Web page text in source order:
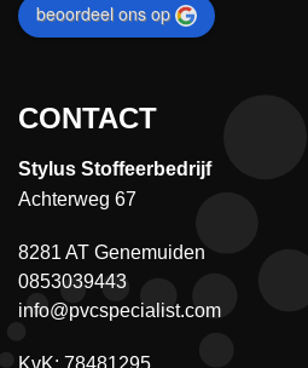
beoordeel ons op
CONTACT
Stylus Stoffeerbedrijf
Achterweg 67
8281 AT Genemuiden
0853039443
info@pvcspecialist.com